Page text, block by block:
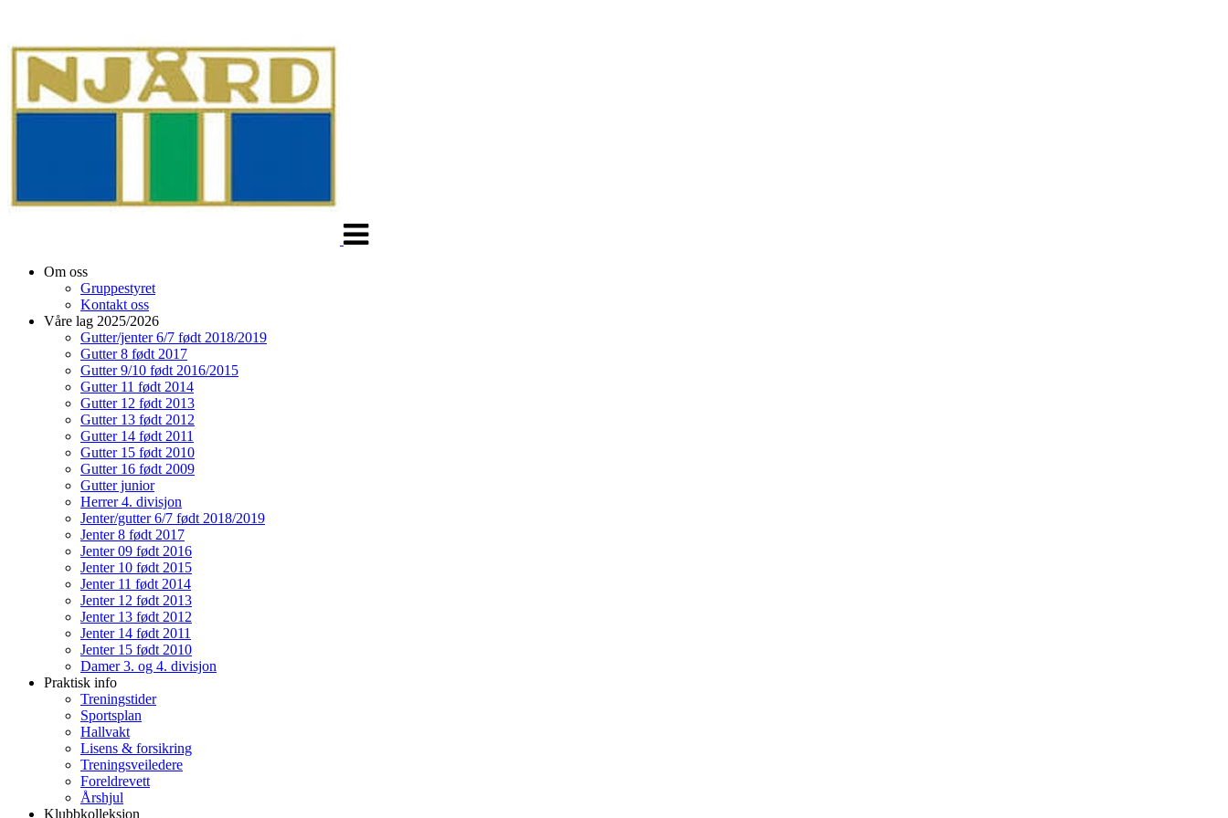
Om oss
Gruppestyret
Kontakt oss
Våre lag 2025/2026
Gutter/jenter 6/7 født 2018/2019
Gutter 8 født 2017
Gutter 9/10 født 2016/2015
Gutter 11 født 2014
Gutter 12 født 2013
Gutter 13 født 2012
Gutter 14 født 2011
Gutter 15 født 2010
Gutter 16 født 2009
Gutter junior
Herrer 4. divisjon
Jenter/gutter 6/7 født 2018/2019
Jenter 8 født 2017
Jenter 09 født 2016
Jenter 10 født 2015
Jenter 11 født 2014
Jenter 12 født 2013
Jenter 13 født 2012
Jenter 14 født 2011
Jenter 15 født 2010
Damer 3. og 4. divisjon
Praktisk info
Treningstider
Sportsplan
Hallvakt
Lisens & forsikring
Treningsveiledere
Foreldrevett
Årshjul
Klubbkolleksjon